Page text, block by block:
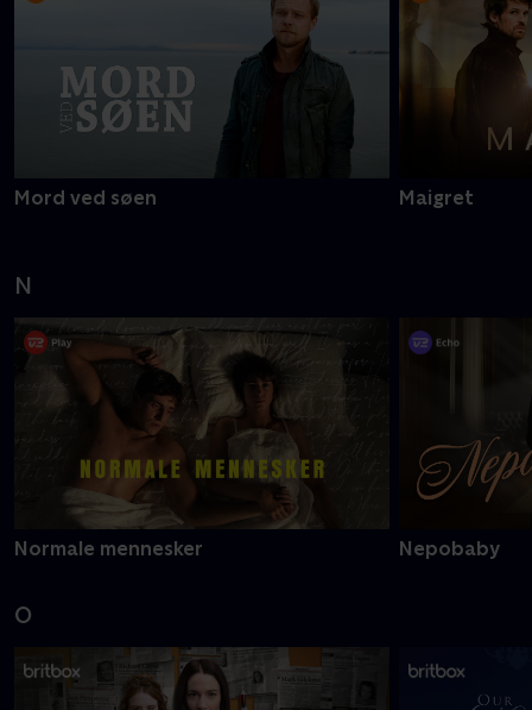
Mord ved søen Maigret
N
Normale mennesker Nepobaby
O